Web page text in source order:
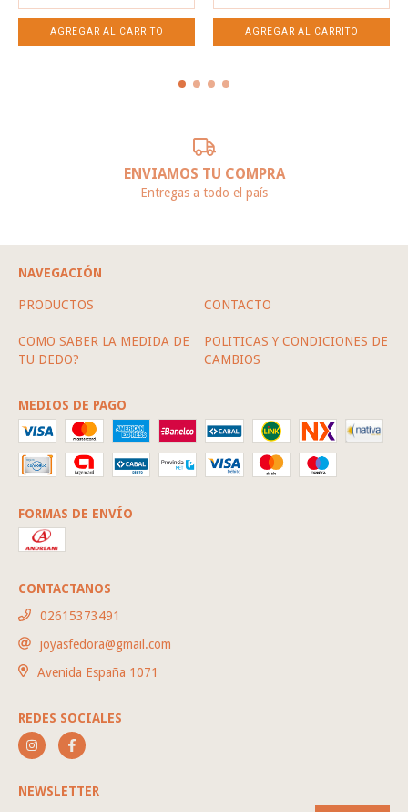
ENVIAMOS TU COMPRA
Entregas a todo el país
NAVEGACIÓN
PRODUCTOS CONTACTO
COMO SABER LA MEDIDA DE
TU DEDO?
POLITICAS Y CONDICIONES DE
CAMBIOS
MEDIOS DE PAGO
FORMAS DE ENVÍO
CONTACTANOS
02615373491
joyasfedora@gmail.com
Avenida España 1071
REDES SOCIALES
NEWSLETTER